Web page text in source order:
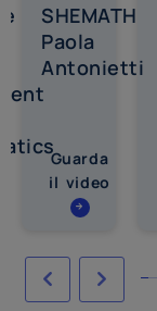
SHEMATH
Paola
Antonietti
Guarda
il video